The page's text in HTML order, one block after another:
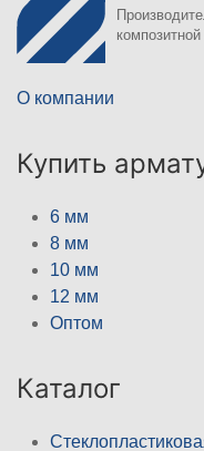
О компании
Купить
6 мм
8 мм
10 мм
12 мм
Оптом
Каталог